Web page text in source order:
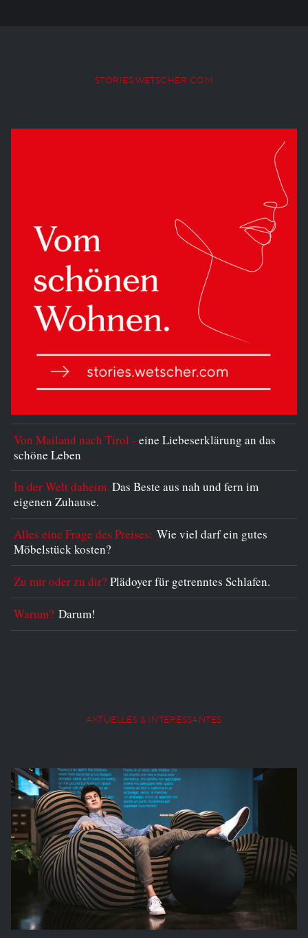
STORIES.WETSCHER.COM
Von Mailand nach Tirol -eine Liebeserklärung an das
schöne Leben
In der Welt daheim.Das Beste aus nah und fern im
eigenen Zuhause.
Alles eine Frage des Preises:Wie viel darf ein gutes
Möbelstück kosten?
Zu mir oder zu dir?Plädoyer für getrenntes Schlafen.
Warum?Darum!
AKTUELLES & INTERESSANTES